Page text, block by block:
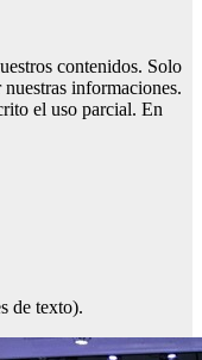
contenidos. Solo
informaciones.
el uso parcial. En
de texto).